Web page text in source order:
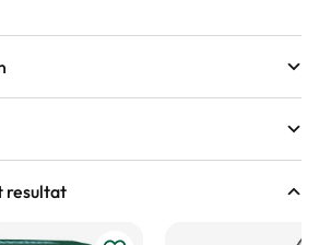
Hur vi mäter leveranshöjd på växter
Höjd på trädgårdsväxter
resultat